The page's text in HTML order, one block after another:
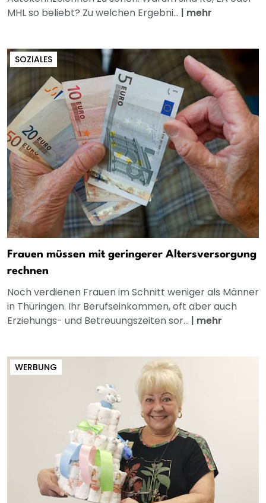
MHL so beliebt? Zu welchen Ergebni... | mehr
SOZIALES
Frauen müssen mit geringerer Altersversorgung
rechnen
Noch verdienen Frauen im Schnitt weniger als Männer
in Thüringen. Ihr Berufseinkommen, oft aber auch
Erziehungs- und Betreuungszeiten sor... | mehr
WERBUNG